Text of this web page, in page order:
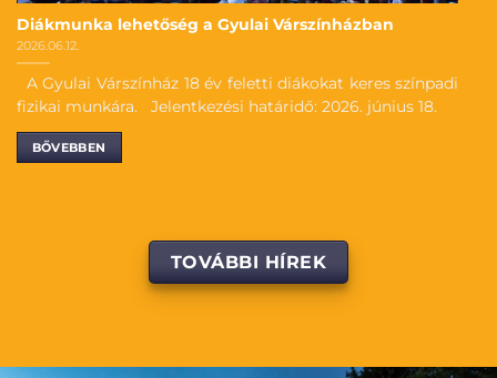
Diákmunka lehetőség a Gyulai Várszínházban
2026.06.12.
A Gyulai Várszínház 18 év feletti diákokat keres színpadi
fizikai munkára. Jelentkezési határidő: 2026. június 18.
BŐVEBBEN
TOVÁBBI HÍREK